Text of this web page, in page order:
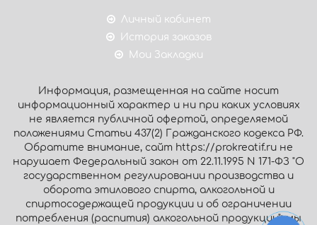
Личный кабинет
История заказов
Мои Закладки
Информация, размещенная на сайте носит
информационный характер и ни при каких условиях
не является публичной офертой, определяемой
положениями Статьи 437(2) Гражданского кодекса РФ.
Обратите внимание, сайт https://prokreatif.ru не
нарушает Федеральный закон от 22.11.1995 N 171-ФЗ "О
государственном регулировании производства и
оборота этилового спирта, алкогольной и
спиртосодержащей продукции и об ограничении
потребления (распития) алкогольной продукции": мы